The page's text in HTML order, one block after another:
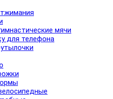
мячи
для телефона